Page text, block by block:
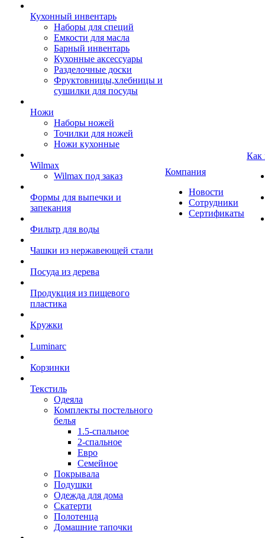
Кухонный инвентарь
Наборы для специй
Емкости для масла
Барный инвентарь
Кухонные аксессуары
Разделочные доски
Фруктовницы,хлебницы и
сушилки для посуды
Ножи
Наборы ножей
Точилки для ножей
Ножи кухонные
Wilmax
Wilmax под заказ
Формы для выпечки и
запекания
Фильтр для воды
Чашки из нержавеющей стали
Посуда из дерева
Продукция из пищевого
пластика
Кружки
Luminarc
Корзинки
Текстиль
Одеяла
Комплекты постельного
белья
1.5-спальное
2-спальное
Евро
Семейное
Покрывала
Подушки
Одежда для дома
Скатерти
Полотенца
Домашние тапочки
Компания
Новости
Сотрудники
Сертификаты
Как